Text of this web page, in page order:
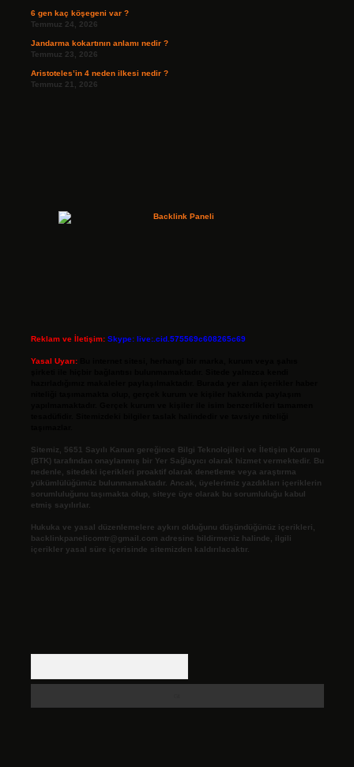
6 gen kaç köşegeni var ?
Temmuz 24, 2026
Jandarma kokartının anlamı nedir ?
Temmuz 23, 2026
Aristoteles’in 4 neden ilkesi nedir ?
Temmuz 21, 2026
Reklam ve İletişim: Skype: live:.cid.575569c608265c69
Yasal Uyarı:
Sitemiz, 5651 Sayılı Kanun gereğince Bilgi Teknolojileri ve İletişim Kurumu
(BTK) tarafından onaylanmış bir Yer Sağlayıcı olarak hizmet vermektedir. Bu
nedenle, sitedeki içerikleri proaktif olarak denetleme veya araştırma
yükümlülüğümüz bulunmamaktadır. Ancak, üyelerimiz yazdıkları içeriklerin
sorumluluğunu taşımakta olup, siteye üye olarak bu sorumluluğu kabul
etmiş sayılırlar.
Hukuka ve yasal düzenlemelere aykırı olduğunu düşündüğünüz içerikleri,
backlinkpanelicomtr@gmail.com adresine bildirmeniz halinde, ilgili
içerikler yasal süre içerisinde sitemizden kaldırılacaktır.